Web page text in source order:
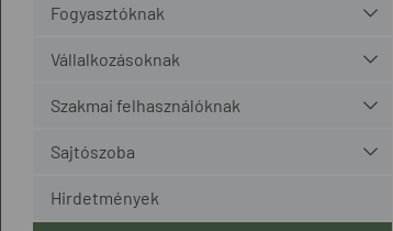
Fogyasztóknak
Vállalkozásoknak
Szakmai felhasználóknak
Sajtószoba
Hirdetmények